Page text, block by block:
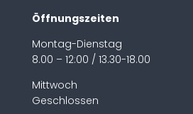
Öffnungszeiten
Montag-Dienstag
8.00 – 12:00 / 13.30-18.00
Mittwoch
Geschlossen